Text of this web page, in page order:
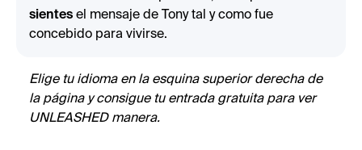
sientes el mensaje de Tony tal y como fue
concebido para vivirse.
Elige tu idioma en la esquina superior derecha de
la página y consigue tu entrada gratuita para ver
UNLEASHED manera.